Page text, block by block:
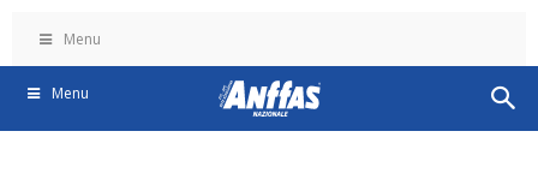
Menu
Menu